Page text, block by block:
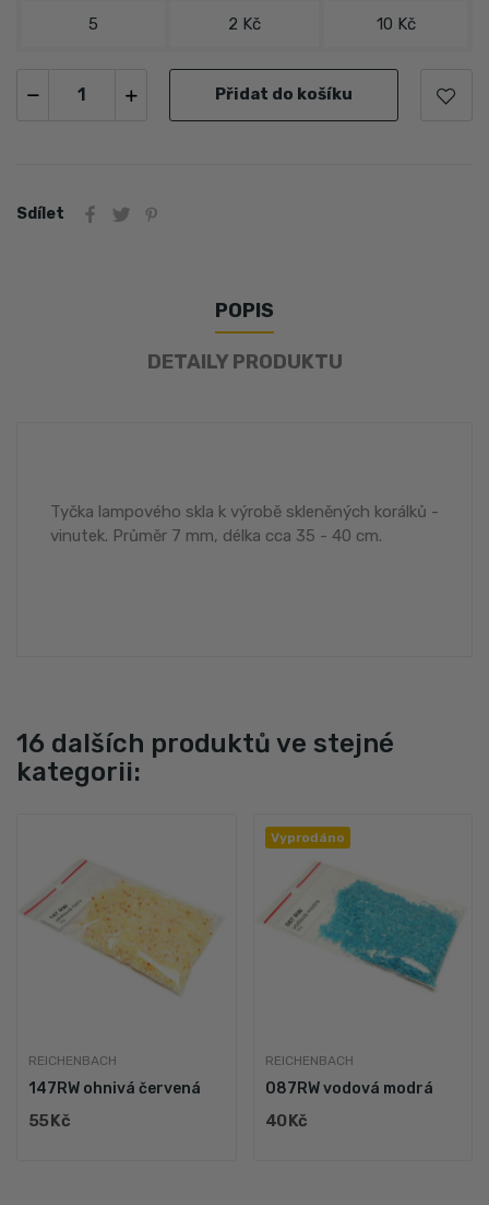
5 2 Kč 10 Kč
Přidat do košíku
Sdílet
POPIS
DETAILY PRODUKTU
Tyčka lampového skla k výrobě skleněných korálků -
vinutek. Průměr 7 mm, délka cca 35 - 40 cm.
16 dalších produktů ve stejné
kategorii:
REICHENBACH
147RW ohnivá červená
55 Kč
Vyprodáno
REICHENBACH
087RW vodová modrá
40 Kč